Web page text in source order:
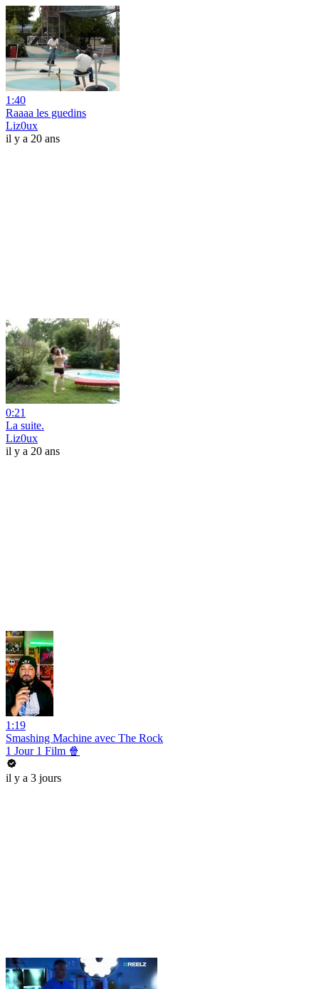
1:40
Raaaa les guedins
Liz0ux
il y a 20 ans
0:21
La suite.
Liz0ux
il y a 20 ans
1:19
Smashing Machine avec The Rock
1 Jour 1 Film 🍿
il y a 3 jours